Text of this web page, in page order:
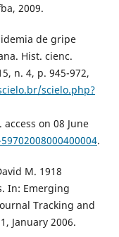
2009.
de gripe
Hist. cienc.
n. 4, p. 945-972,
scielo.php?
access on 08 June
.
M. 1918
In: Emerging
Tracking and
January 2006.